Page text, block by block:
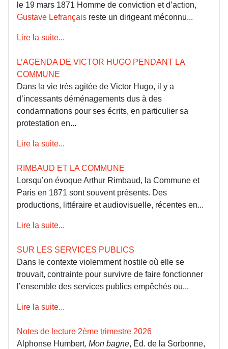
le 19 mars 1871 Homme de conviction et d’action,
Gustave Lefrançais reste un dirigeant méconnu...
Lire la suite...
L’AGENDA DE VICTOR HUGO PENDANT LA
COMMUNE
Dans la vie très agitée de Victor Hugo, il y a
d’incessants déménagements dus à des
condamnations pour ses écrits, en particulier sa
protestation en...
Lire la suite...
RIMBAUD ET LA COMMUNE
Lorsqu’on évoque Arthur Rimbaud, la Commune et
Paris en 1871 sont souvent présents. Des
productions, littéraire et audiovisuelle, récentes en...
Lire la suite...
SUR LES SERVICES PUBLICS
Dans le contexte violemment hostile où elle se
trouvait, contrainte pour survivre de faire fonctionner
l’ensemble des services publics empêchés ou...
Lire la suite...
Notes de lecture 2ème trimestre 2026
Alphonse Humbert, Mon bagne, Éd. de la Sorbonne,